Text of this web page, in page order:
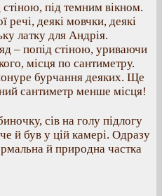
під темним вікном.
деякі мовчки, деякі
латку для Андрія.
– попід стіною, уриваючи
місця по сантиметру.
бурчання деяких. Ще
сантиметр менше місця!
сів на голу підлогу
й був у цій камері. Одразу
й природна частка